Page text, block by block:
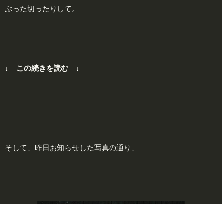
ぶった切ったりして。
↓ この続きを読む ↓
そして、昨日お知らせした写真の通り、